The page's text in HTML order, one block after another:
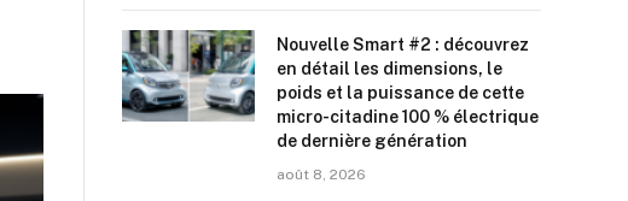
Nouvelle Smart #2 : découvrez
en détail les dimensions, le
poids et la puissance de cette
micro-citadine 100 % électrique
de dernière génération
août 8, 2026